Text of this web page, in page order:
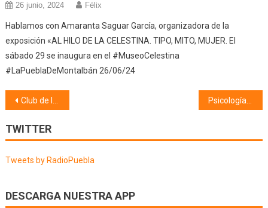
26 junio, 2024 Félix
Hablamos con Amaranta Saguar García, organizadora de la
exposición «AL HILO DE LA CELESTINA. TIPO, MITO, MUJER. El
sábado 29 se inaugura en el #MuseoCelestina
#LaPueblaDeMontalbán 26/06/24
Navegación
de
entradas
Club de lectura Fernando de Rojas (22/02/22)
TWITTER
Tweets by RadioPuebla
DESCARGA NUESTRA APP